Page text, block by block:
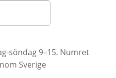
söndag 9–15. Numret
Sverige